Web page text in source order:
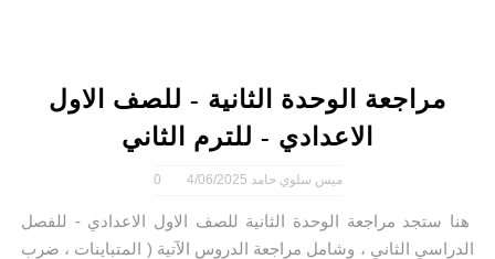
مراجعة الوحدة الثانية - للصف الاول
الاعدادي - للترم الثاني
ميس سلوي حامد 4/06/2025
0
هنا ستجد مراجعة الوحدة الثانية للصف الاول الاعدادي - للفصل
الدراسي الثاني ، وشامل مراجعة الدروس الآتية ( المتباينات ، ضرب